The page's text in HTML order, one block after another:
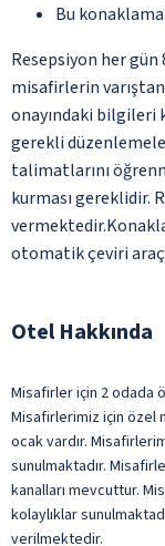
Bu
Resepsiyon her gün
misafirlerin
onayındaki bilgileri
gerekli
talimatlarını
kurması gereklidir.
otomatik çeviri
Otel Hakkında
Misafirler için 2 odada
Misafirlerimiz için özel
ocak vardır.
sunulmaktadır.
kanalları mevcuttur.
kolaylıklar
verilmektedir.